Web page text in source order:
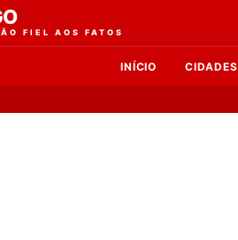
FIEL AOS FATOS
INÍCIO CIDADES